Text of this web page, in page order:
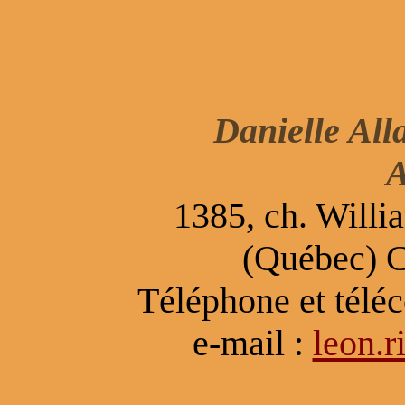
Danielle
1385, ch.
(Québec)
Téléphone et
e-mail :